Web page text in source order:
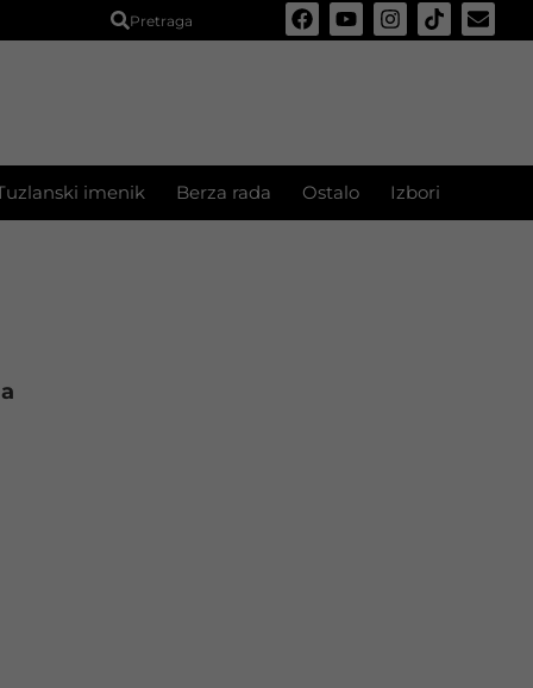
Pretraga
imenik Berza rada Ostalo Izbori